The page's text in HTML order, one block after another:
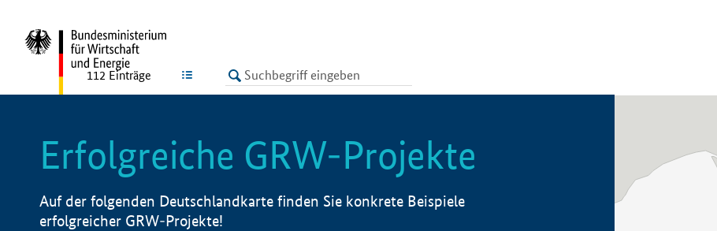
LISTE
112 Einträge
Erfolgreiche GRW-Projekte
Auf der folgenden Deutschlandkarte finden Sie konkrete Beispiele
erfolgreicher GRW-Projekte!